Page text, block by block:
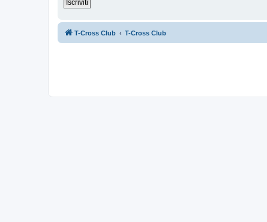
Iscriviti
T-Cross Club T-Cross Club